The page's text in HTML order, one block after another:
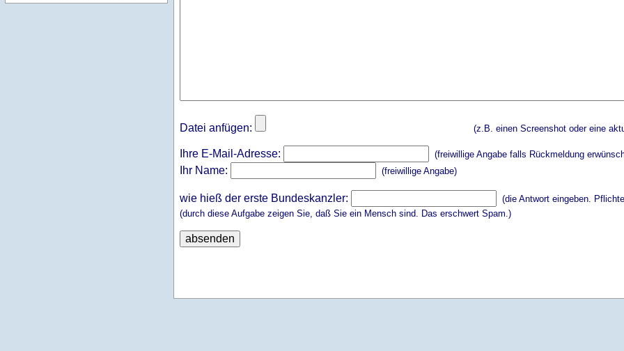
Datei anfügen: (z.B. einen Screenshot oder eine
Ihre E-Mail-Adresse: (freiwillige Angabe falls Rückmeldung
Ihr Name: (freiwillige Angabe)
wie hieß der erste Bundeskanzler:
(die Antwort eingeben.
(durch diese Aufgabe zeigen Sie, daß Sie ein Mensch sind. Das erschwert Spam.)